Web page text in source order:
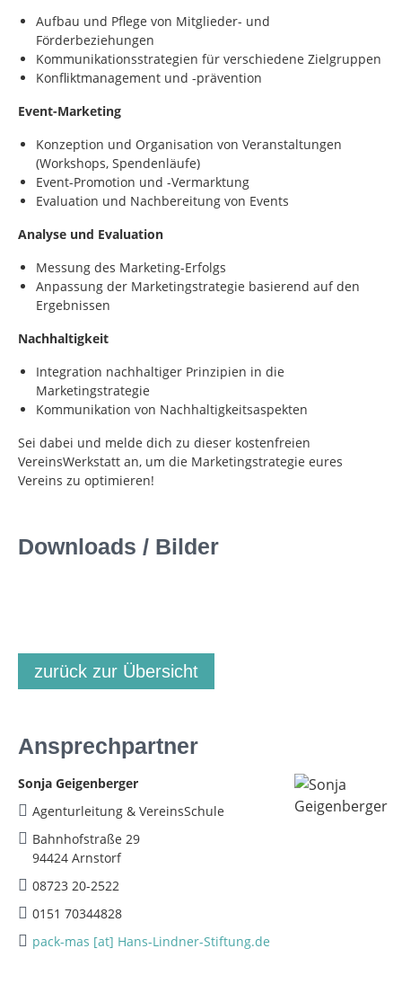
Aufbau und Pflege von Mitglieder- und
Förderbeziehungen
Kommunikationsstrategien für verschiedene Zielgruppen
Konfliktmanagement und -prävention
Event-Marketing
Konzeption und Organisation von Veranstaltungen
(Workshops, Spendenläufe)
Event-Promotion und -Vermarktung
Evaluation und Nachbereitung von Events
Analyse und Evaluation
Messung des Marketing-Erfolgs
Anpassung der Marketingstrategie basierend auf den
Ergebnissen
Nachhaltigkeit
Integration nachhaltiger Prinzipien in die
Marketingstrategie
Kommunikation von Nachhaltigkeitsaspekten
Sei dabei und melde dich zu dieser kostenfreien
VereinsWerkstatt an, um die Marketingstrategie eures
Vereins zu optimieren!
Downloads / Bilder
zurück zur Übersicht
Ansprechpartner
Sonja Geigenberger
Agenturleitung & VereinsSchule
Bahnhofstraße 29
94424 Arnstorf
08723 20-2522
0151 70344828
pack-mas [at] Hans-Lindner-Stiftung.de